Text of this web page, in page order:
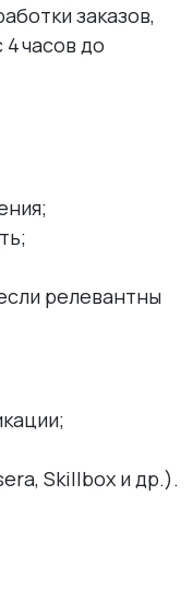
заказов,
часов до
релевантны
Skillbox и др.).